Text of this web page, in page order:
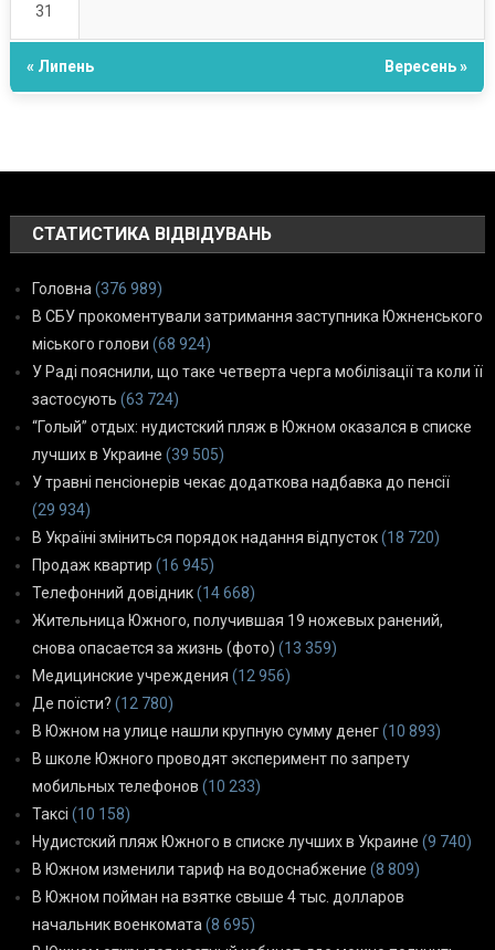
31
« Липень Вересень »
СТАТИСТИКА ВІДВІДУВАНЬ
Головна (376 989)
В СБУ прокоментували затримання заступника Южненського
міського голови (68 924)
У Раді пояснили, що таке четверта черга мобілізації та коли її
застосують (63 724)
“Голый” отдых: нудистский пляж в Южном оказался в списке
лучших в Украине (39 505)
У травні пенсіонерів чекає додаткова надбавка до пенсії
(29 934)
В Україні зміниться порядок надання відпусток(18 720)
Продаж квартир (16 945)
Телефонний довідник(14 668)
Жительница Южного, получившая 19 ножевых ранений,
снова опасается за жизнь (фото) (13 359)
Медицинские учреждения (12 956)
Де поїсти? (12 780)
В Южном на улице нашли крупную сумму денег(10 893)
В школе Южного проводят эксперимент по запрету
мобильных телефонов (10 233)
Таксі (10 158)
Нудистский пляж Южного в списке лучших в Украине (9 740)
В Южном изменили тариф на водоснабжение (8 809)
В Южном пойман на взятке свыше 4 тыс. долларов
начальник военкомата (8 695)